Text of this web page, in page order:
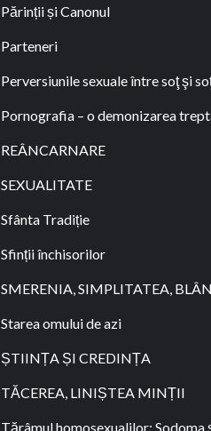
Părinții și Canonul
Parteneri
Perversiunile sexuale între soţ şi
Pornografia – o demonizarea
REÂNCARNARE
SEXUALITATE
Sfânta Tradiție
Sfinții închisorilor
SMERENIA, SIMPLITATEA,
Starea omului de azi
ȘTIINȚA ȘI CREDINȚA
TĂCEREA, LINIȘTEA MINȚII
Tărâmul homosexualilor: Sodoma